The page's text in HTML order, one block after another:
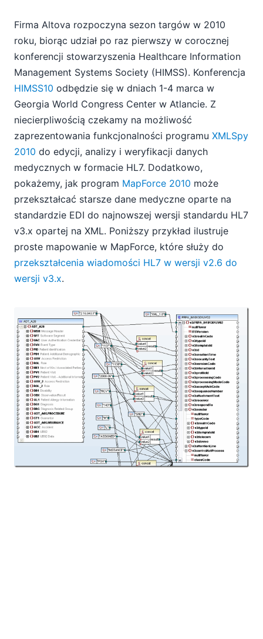
Firma Altova rozpoczyna sezon targów w 2010
roku, biorąc udział po raz pierwszy w corocznej
konferencji stowarzyszenia Healthcare Information
Management Systems Society (HIMSS). Konferencja
HIMSS10 odbędzie się w dniach 1-4 marca w
Georgia World Congress Center w Atlancie. Z
niecierpliwością czekamy na możliwość
zaprezentowania funkcjonalności programu XMLSpy
2010 do edycji, analizy i weryfikacji danych
medycznych w formacie HL7. Dodatkowo,
pokażemy, jak program MapForce 2010 może
przekształcać starsze dane medyczne oparte na
standardzie EDI do najnowszej wersji standardu HL7
v3.x opartej na XML. Poniższy przykład ilustruje
proste mapowanie w MapForce, które służy do
przekształcenia wiadomości HL7 w wersji v2.6 do
wersji v3.x.